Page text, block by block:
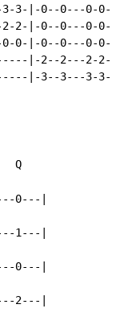
3-|-0--0---0-0-
2-|-0--0---0-0-
0-|-0--0---0-0-
|-2--2---2-2-
|-3--3---3-3-
Q
0---|
1---|
0---|
2---|